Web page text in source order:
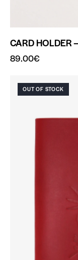
CARD HOLDER
89.00€
OUT OF STOCK